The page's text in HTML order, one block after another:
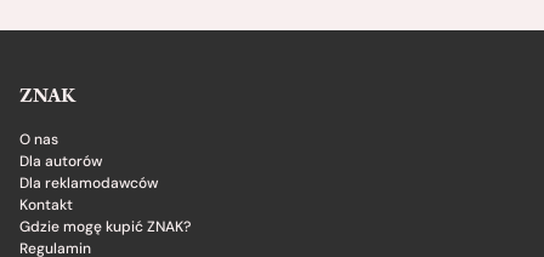
ZNAK
O nas
Dla autorów
Dla reklamodawców
Kontakt
Gdzie mogę kupić ZNAK?
Regulamin